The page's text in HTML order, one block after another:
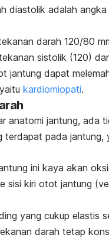
diastolik adalah angka
darah 120/80
sistolik (120)
jantung dapat
kardiomiopati.
anatomi jantung, ada
terdapat pada jantung,
ini kaya akan
sisi kiri otot jantung
yang cukup elastis
darah tetap